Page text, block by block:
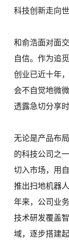
科技创新走向
和俞浩面对面
自信。作为追
创业已近十年
会不自觉地微
透露急切分享
无论是产品布
的科技公司之
切入市场，用
推出扫地机器
年来，公司业
技术研发覆盖
域，逐步搭建起